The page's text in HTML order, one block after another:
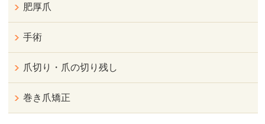
肥厚爪
手術
爪切り・爪の切り残し
巻き爪矯正